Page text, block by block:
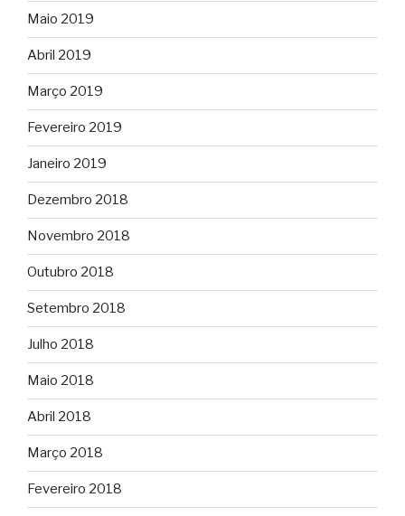
Maio 2019
Abril 2019
Março 2019
Fevereiro 2019
Janeiro 2019
Dezembro 2018
Novembro 2018
Outubro 2018
Setembro 2018
Julho 2018
Maio 2018
Abril 2018
Março 2018
Fevereiro 2018